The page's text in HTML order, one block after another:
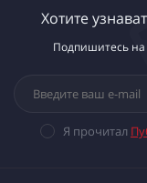
Хотите
Подпишитесь на
Я прочитал